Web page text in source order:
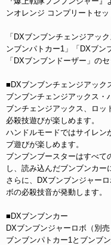
ンオレンジ コンプリートセッ
「DXブンブンチェンジアッ
ンブンパトカー1」「DXブン
「DXブンブンドーザー」のセ
■DXブンブンチェンジアック
ブンブンチェンジアックス・
ブンチェンジアックス、ロッ
必殺技遊びが楽しめます。
ハンドルモードではサイレン
ブ遊びが楽しめます。
ブンブンブースターはすべて
し、読み込んだブンブンカー
さらに、DXブンブンジャー
ボの必殺技音が発動します。
■DXブンブンカー
DXブンブンジャーロボ（別売
ブンブンパトカー1とブンブ